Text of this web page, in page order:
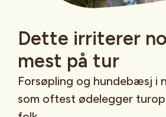
Dette irriterer
mest på tur
Forsøpling og hundebæsj i
som oftest ødelegger